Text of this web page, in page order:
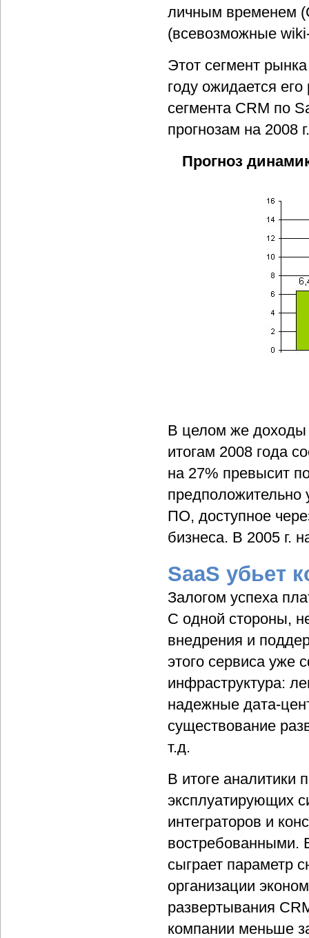
личным временем
(всевозможные
Этот сегмент
году ожидается
сегмента CRM по
прогнозам на 2008
Прогноз
В целом же доходы
итогам 2008 года
на 27% превысит
ПО, доступное
бизнеса. В 2005 г.
SaaS убьет
Залогом успеха
С одной стороны,
внедрения и
этого сервиса уже
инфраструктура:
надежные дата-
существование
т.д.
В итоге аналитики
эксплуатирующих
интеграторов и
востребованными.
сыграет параметр
организации
развертывания
компании меньше